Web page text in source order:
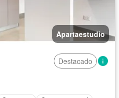
Apartaestudio
Destacado